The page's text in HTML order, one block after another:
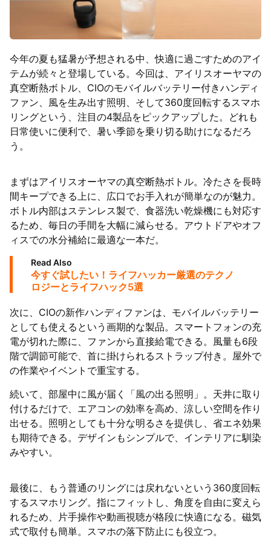
今年の夏も猛暑が予想される中、快適に過ごすためのアイ
テムが続々と登場している。今回は、アイリスオーヤマの
真空断熱ボトル、CIOのモバイルバッテリー付きハンディ
ファン、風を生み出す照明、そして360度回転するスマホ
リングという、注目の4製品をピックアップした。どれも
日常使いに便利で、暑い季節を乗り切る助けになるだろ
う。
まずはアイリスオーヤマの真空断熱ボトル。冷たさを長時
間キープできる上に、広口でお手入れが簡単なのが魅力。
ボトル内部はステンレス製で、食器洗い乾燥機にも対応す
るため、毎日の手間を大幅に減らせる。アウトドアやオフ
ィスでの水分補給に最適な一本だ。
Read Also
今すぐ試したい！ライフハッカー厳選のテクノ
ロジーとライフハック5選
次に、CIOの新作ハンディファンは、モバイルバッテリー
としても使えるという画期的な製品。スマートフォンの充
電が切れた際に、ファンから直接給電できる。風量も6段
階で調節可能で、首に掛けられるストラップ付き。屋外で
の作業やイベントで重宝する。
続いて、部屋中に風が届く「風の出る照明」。天井に取り
付けるだけで、エアコンの効率を高め、涼しい空間を作り
出せる。照明としても十分な明るさを提供し、省エネ効果
も期待できる。デザインもシンプルで、インテリアに馴染
みやすい。
最後に、もう普通のリングには戻れないという360度回転
するスマホリング。指にフィットし、角度を自由に変えら
れるため、片手操作や動画視聴が格段に快適になる。磁気
式で取付も簡単。スマホの落下防止にも役立つ。